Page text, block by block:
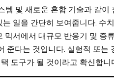
템 및 새로운 혼합 기술과 같
일을 간단히 보여줍니다. 수
믹서에서 대규모 반응기 및 증
준다는 것입니다. 실험적 또는
도구가 될 것이라고 확신합니